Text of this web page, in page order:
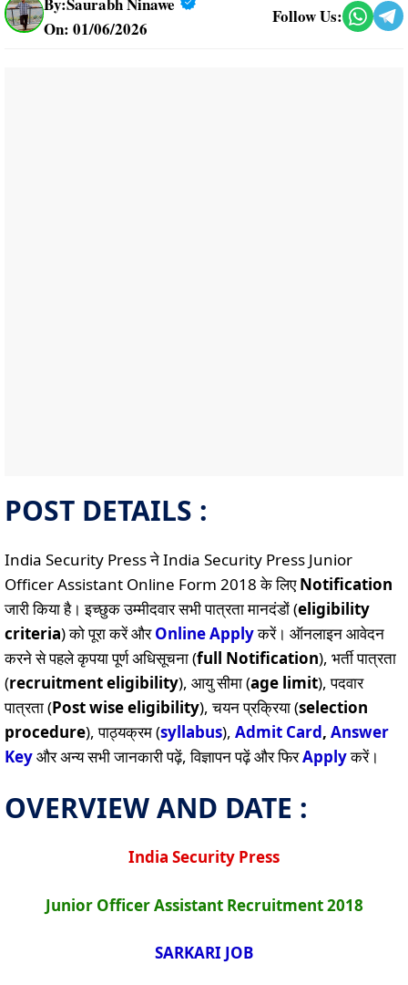
On: 01/06/2026
Follow Us:
POST DETAILS :
India Security Press ने India Security Press Junior
Officer Assistant Online Form 2018 के लिएNotification
जारी किया है। इच्छुक उम्मीदवार सभी पात्रता मानदंडों (eligibility
criteria) को पूरा करें औरOnlineApplyकरें। ऑनलाइन आवेदन
करने से पहले कृपया पूर्ण अधिसूचना (full Notification), भर्ती पात्रता
(recruitment eligibility), आयु सीमा (age limit), पदवार
पात्रता (Post wise eligibility), चयन प्रक्रिया (selection
procedure), पाठ्यक्रम (syllabus), Admit Card, Answer
Keyऔर अन्य सभी जानकारी पढ़ें, विज्ञापन पढ़ें और फिरApplyकरें।
OVERVIEW AND DATE :
India Security Press
Junior Officer Assistant Recruitment 2018
SARKARI JOB